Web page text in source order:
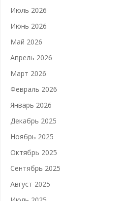
Июль 2026
Июнь 2026
Май 2026
Апрель 2026
Март 2026
Февраль 2026
Январь 2026
Декабрь 2025
Ноябрь 2025
Октябрь 2025
Сентябрь 2025
Август 2025